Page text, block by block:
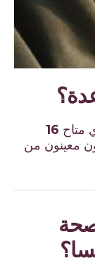
متاح 16
معينون من